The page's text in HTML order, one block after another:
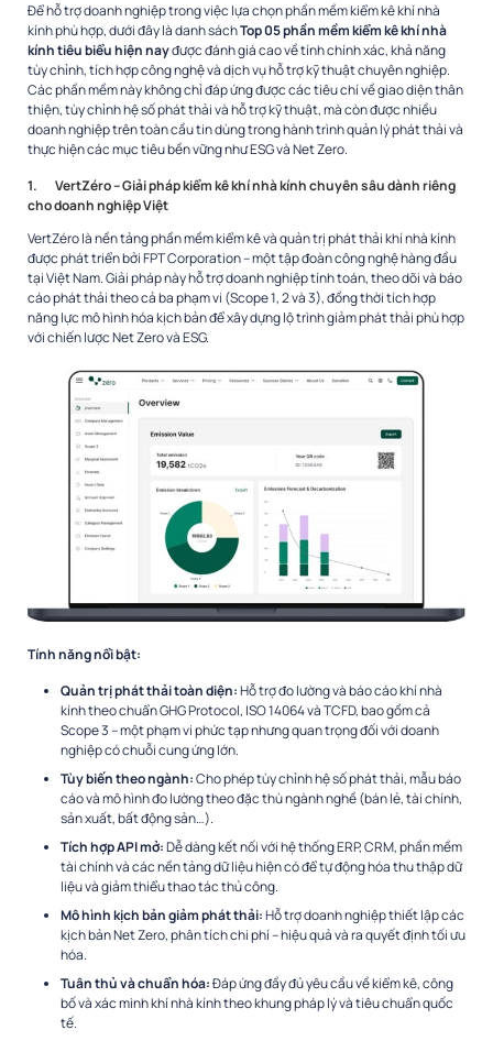
Để hỗ trợ doanh nghiệp trong việc lựa chọn phần mềm kiểm kê khí nhà
kính phù hợp, dưới đây là danh sáchTop 05 phần mềm kiểm kê khí nhà
kính tiêu biểu hiện nayđược đánh giá cao về tính chính xác, khả năng
tùy chỉnh, tích hợp công nghệ và dịch vụ hỗ trợ kỹ thuật chuyên nghiệp.
Các phần mềm này không chỉ đáp ứng được các tiêu chí về giao diện thân
thiện, tùy chỉnh hệ số phát thải và hỗ trợ kỹ thuật, mà còn được nhiều
doanh nghiệp trên toàn cầu tin dùng trong hành trình quản lý phát thải và
thực hiện các mục tiêu bền vững như ESG và Net Zero.
1. VertZéro – Giải pháp kiểm kê khí nhà kính chuyên sâu dành riêng
cho doanh nghiệp Việt
VertZéro là nền tảng phần mềm kiểm kê và quản trị phát thải khí nhà kính
được phát triển bởi FPT Corporation – một tập đoàn công nghệ hàng đầu
tại Việt Nam. Giải pháp này hỗ trợ doanh nghiệp tính toán, theo dõi và báo
cáo phát thải theo cả ba phạm vi (Scope 1, 2 và 3), đồng thời tích hợp
năng lực mô hình hóa kịch bản để xây dựng lộ trình giảm phát thải phù hợp
với chiến lược Net Zero và ESG.
Tính năng nổi bật:
Quản trị phát thải toàn diện:Hỗ trợ đo lường và báo cáo khí nhà
kính theo chuẩn GHG Protocol, ISO 14064 và TCFD, bao gồm cả
Scope 3 – một phạm vi phức tạp nhưng quan trọng đối với doanh
nghiệp có chuỗi cung ứng lớn.
Tùy biến theo ngành:Cho phép tùy chỉnh hệ số phát thải, mẫu báo
cáo và mô hình đo lường theo đặc thù ngành nghề (bán lẻ, tài chính,
sản xuất, bất động sản…).
Tích hợp API mở:Dễ dàng kết nối với hệ thống ERP, CRM, phần mềm
tài chính và các nền tảng dữ liệu hiện có để tự động hóa thu thập dữ
liệu và giảm thiểu thao tác thủ công.
Mô hình kịch bản giảm phát thải:Hỗ trợ doanh nghiệp thiết lập các
kịch bản Net Zero, phân tích chi phí – hiệu quả và ra quyết định tối ưu
hóa.
Tuân thủ và chuẩn hóa:Đáp ứng đầy đủ yêu cầu về kiểm kê, công
bố và xác minh khí nhà kính theo khung pháp lý và tiêu chuẩn quốc
tế.